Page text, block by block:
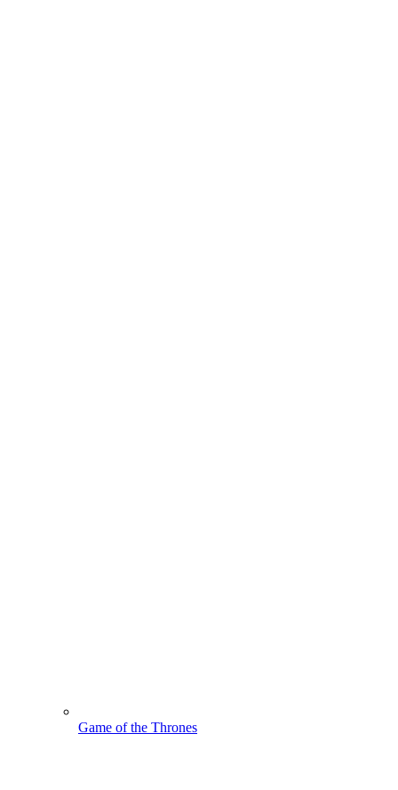
Game of the Thrones